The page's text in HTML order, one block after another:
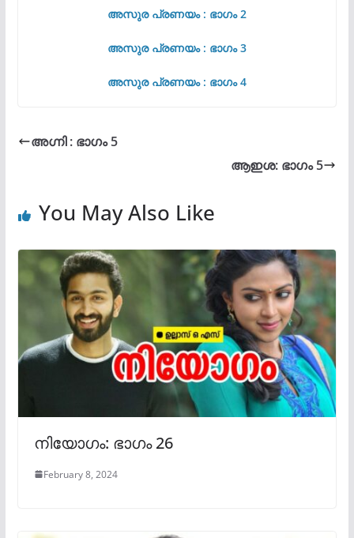
അസുര പ്രണയം : ഭാഗം 2
അസുര പ്രണയം : ഭാഗം 3
അസുര പ്രണയം : ഭാഗം 4
അഗ്നി : ഭാഗം 5
ആഇശ: ഭാഗം 5
You May Also Like
നിയോഗം: ഭാഗം 26
February 8, 2024